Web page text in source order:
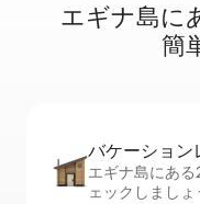
エギナ島に⁠
簡⁠
バケーション
エギナ島にあ
ェックしましょ